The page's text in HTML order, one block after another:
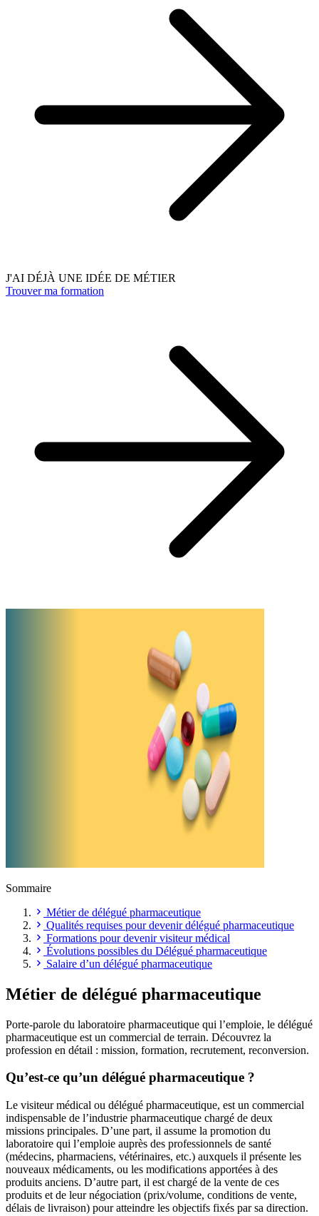
J'AI DÉJÀ UNE IDÉE DE MÉTIER
Trouver ma formation
Sommaire
Métier de délégué pharmaceutique
Qualités requises pour devenir délégué pharmaceutique
Formations pour devenir visiteur médical
Évolutions possibles du Délégué pharmaceutique
Salaire d’un délégué pharmaceutique
Métier de délégué pharmaceutique
Porte-parole du laboratoire pharmaceutique qui l’emploie, le délégué
pharmaceutique est un commercial de terrain. Découvrez la
profession en détail : mission, formation, recrutement, reconversion.
Qu’est-ce qu’un délégué pharmaceutique ?
Le visiteur médical ou délégué pharmaceutique, est un commercial
indispensable de l’industrie pharmaceutique chargé de deux
missions principales. D’une part, il assume la promotion du
laboratoire qui l’emploie auprès des professionnels de santé
(médecins, pharmaciens, vétérinaires, etc.) auxquels il présente les
nouveaux médicaments, ou les modifications apportées à des
produits anciens. D’autre part, il est chargé de la vente de ces
produits et de leur négociation (prix/volume, conditions de vente,
délais de livraison) pour atteindre les objectifs fixés par sa direction.